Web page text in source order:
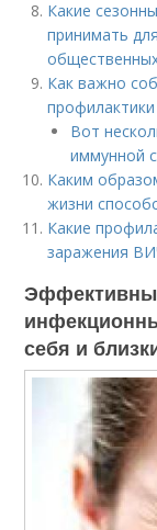
Какие
принимать
Как важно
Вот
иммунной
Каким
жизни
Какие
заражения
себя и